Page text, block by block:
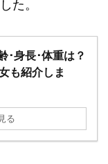
た。
･身長･体重は？
も紹介しま
る